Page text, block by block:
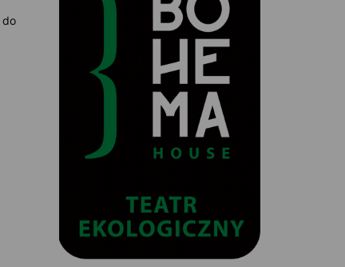
do